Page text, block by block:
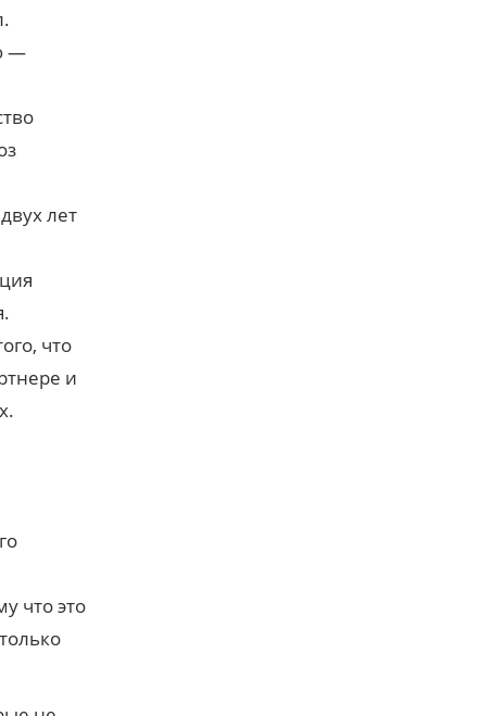
—
лет
что
и
что это